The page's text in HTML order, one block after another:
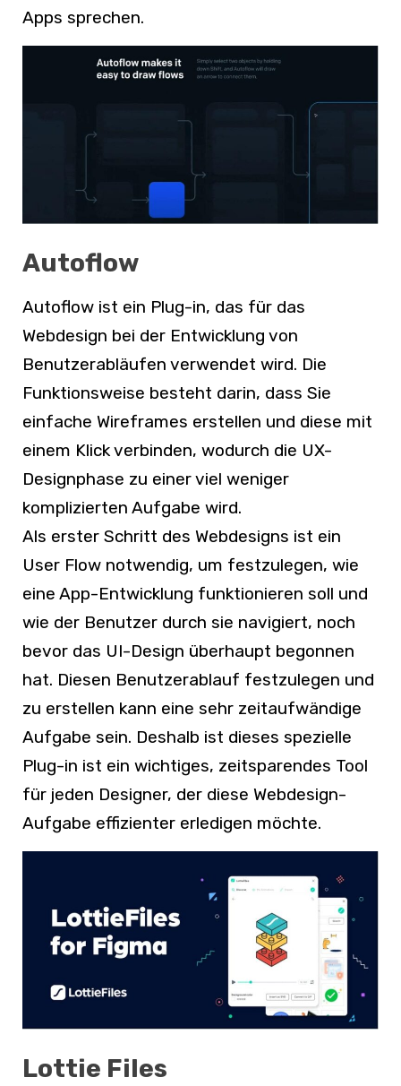
Apps sprechen.
Autoflow
Autoflow ist ein Plug-in, das für das
Webdesign bei der Entwicklung von
Benutzerabläufen verwendet wird. Die
Funktionsweise besteht darin, dass Sie
einfache Wireframes erstellen und diese mit
einem Klick verbinden, wodurch die UX-
Designphase zu einer viel weniger
komplizierten Aufgabe wird.
Als erster Schritt des Webdesigns ist ein
User Flow notwendig, um festzulegen, wie
eine App-Entwicklung funktionieren soll und
wie der Benutzer durch sie navigiert, noch
bevor das UI-Design überhaupt begonnen
hat. Diesen Benutzerablauf festzulegen und
zu erstellen kann eine sehr zeitaufwändige
Aufgabe sein. Deshalb ist dieses spezielle
Plug-in ist ein wichtiges, zeitsparendes Tool
für jeden Designer, der diese Webdesign-
Aufgabe effizienter erledigen möchte.
Lottie Files